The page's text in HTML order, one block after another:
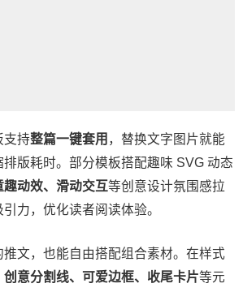
支持整篇一键套用 ，替换文字图片就能
版耗时。部分模板搭配趣味 SVG 动态
动效、滑动交互等创意设计氛围感拉
力，优化读者阅读体验。
文，也能自由搭配组合素材。在样式
创意分割线、可爱边框、收尾卡片等元